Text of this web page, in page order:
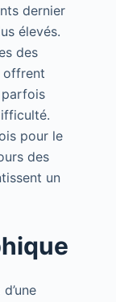
dernier
élevés.
des
offrent
pour le
des
un